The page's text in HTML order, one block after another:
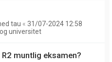
tau « 31/07-2024 12:58
universitet
muntlig eksamen?